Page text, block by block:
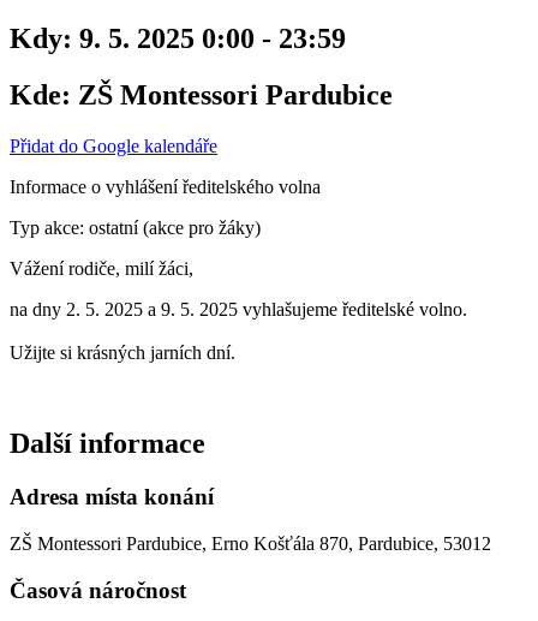
Kdy: 9. 5. 2025 0:00 - 23:59
Kde: ZŠ Montessori Pardubice
Přidat do Google kalendáře
Informace o vyhlášení ředitelského volna
Typ akce: ostatní (akce pro žáky)
Vážení rodiče, milí žáci,
na dny 2. 5. 2025 a 9. 5. 2025 vyhlašujeme ředitelské volno.
Užijte si krásných jarních dní.
Další informace
Adresa místa konání
ZŠ Montessori Pardubice, Erno Košťála 870, Pardubice, 53012
Časová náročnost